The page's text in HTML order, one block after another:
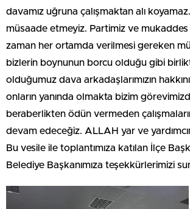
davamız uğruna çalışmaktan alı
müsaade etmeyiz. Partimiz ve mukaddes
zaman her ortamda verilmesi gereken
bizlerin boynunun borcu olduğu gibi
olduğumuz dava arkadaşlarımızın
onların yanında olmakta bizim
beraberlikten ödün vermeden
devam edeceğiz. ALLAH yar ve
Bu vesile ile toplantımıza katılan İlçe
Belediye Başkanımıza teşekkürlerimizi